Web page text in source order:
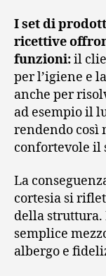
I set di
ricettive
funzioni:il
per l’igiene e
anche per
ad esempio il
rendendo così
confortevole il
La
cortesia si
della
semplice
albergo e